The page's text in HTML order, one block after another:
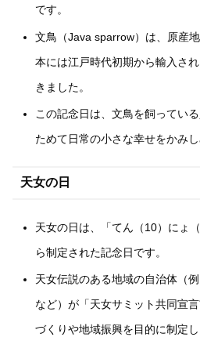
です。
文鳥（Java sparrow）は、原産
本には江戸時代初期から輸入さ
きました。
この記念日は、文鳥を飼ってい
ためて日常の小さな幸せをかみ
天女の日
天女の日は、「てん（10）にょ
ら制定された記念日です。
天女伝説のある地域の自治体（
など）が「天女サミット共同宣
づくりや地域振興を目的に制定し